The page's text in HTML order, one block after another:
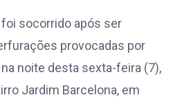
socorrido após ser
provocadas por
noite desta sexta-feira (7),
Jardim Barcelona, em